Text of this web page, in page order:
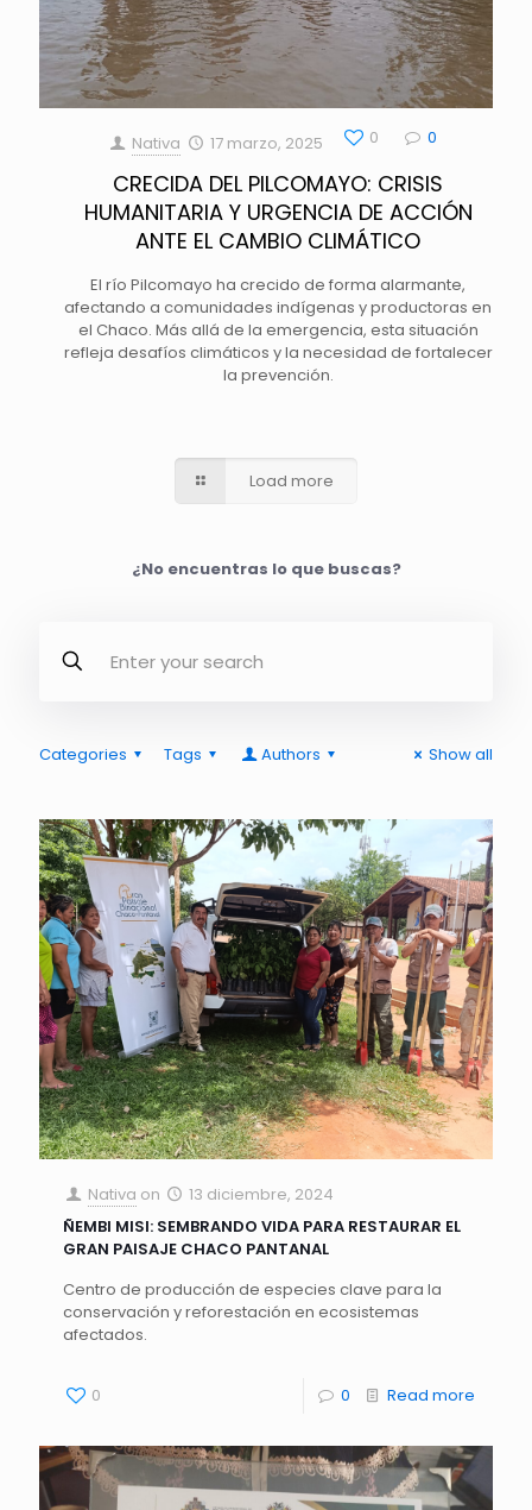
Nativa 17 marzo, 2025 0 0
CRECIDA DEL PILCOMAYO: CRISIS
HUMANITARIA Y URGENCIA DE ACCIÓN
ANTE EL CAMBIO CLIMÁTICO
El río Pilcomayo ha crecido de forma alarmante,
afectando a comunidades indígenas y productoras en
el Chaco. Más allá de la emergencia, esta situación
refleja desafíos climáticos y la necesidad de fortalecer
la prevención.
Load more
¿No encuentras lo que buscas?
Categories Tags Authors Show all
Nativa on
13 diciembre, 2024
ÑEMBI MISI: SEMBRANDO VIDA PARA RESTAURAR EL
GRAN PAISAJE CHACO PANTANAL
Centro de producción de especies clave para la
conservación y reforestación en ecosistemas
afectados.
0 0 Read more